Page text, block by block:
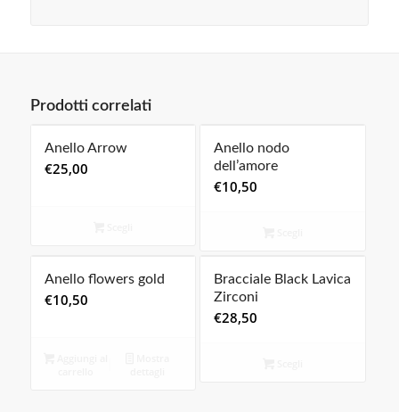
Prodotti correlati
Anello Arrow
€25,00
Anello nodo
dell’amore
€10,50
Anello flowers gold
€10,50
Bracciale Black Lavica
Zirconi
€28,50